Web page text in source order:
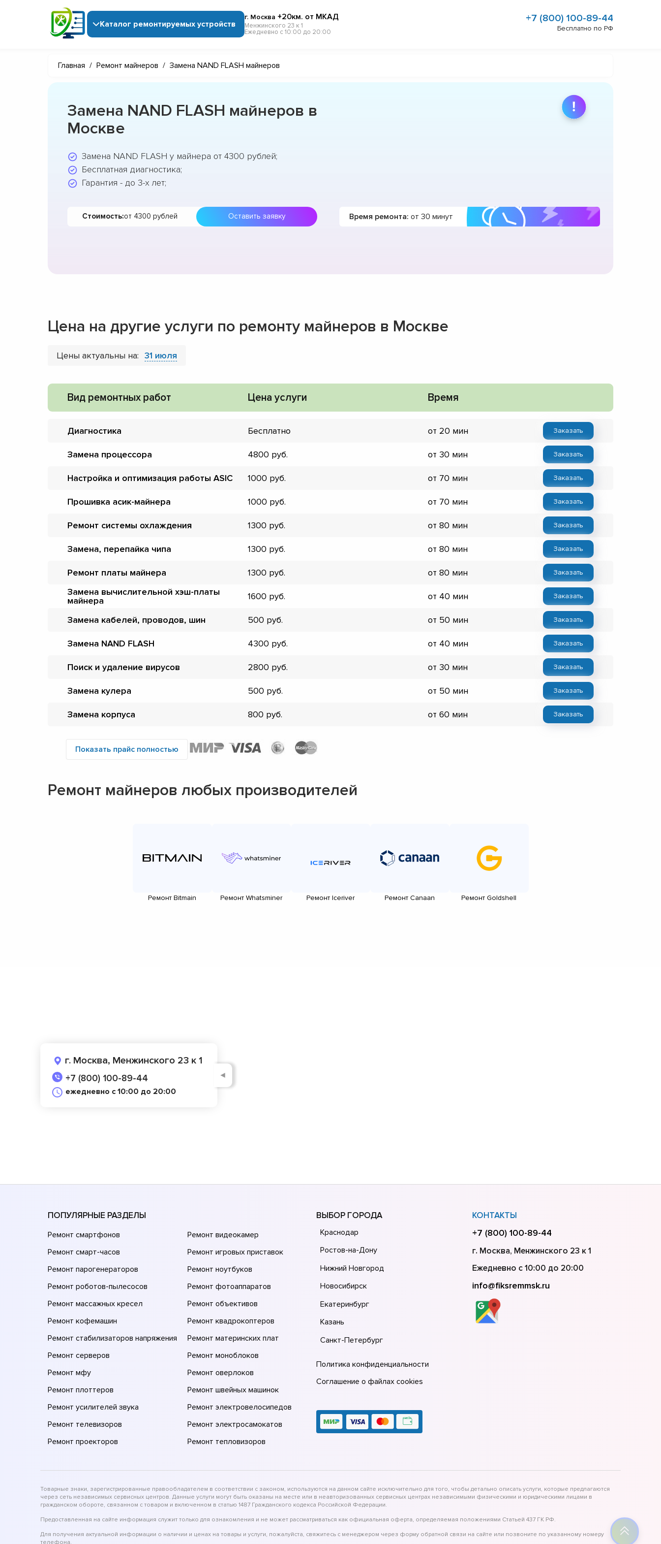
Каталог ремонтируемых устройств
г. Москва +20км. от МКАД
Менжинского 23 к 1
Ежедневно с 10:00 до 20:00
+7 (800) 100-89-44
Бесплатно по РФ
Главная / Ремонт майнеров / Замена NAND FLASH майнеров
Замена NAND FLASH майнеров в
Москве
Замена NAND FLASH у майнера от 4300 рублей;
Бесплатная диагностика;
Гарантия - до 3-х лет;
Стоимость:от 4300 рублей Оставить заявку Время ремонта: от 30 минут
Цена на другие услуги по ремонту майнеров в Москве
Цены актуальны на: 31 июля
Вид ремонтных работ Цена услуги Время
Диагностика Бесплатно от 20 мин Заказать
Замена процессора 4800 от 30 мин Заказать
Настройка и оптимизация работы ASIC 1000 от 70 мин Заказать
Прошивка асик-майнера 1000 от 70 мин Заказать
Ремонт системы охлаждения 1300 от 80 мин Заказать
Замена, перепайка чипа 1300 от 80 мин Заказать
Ремонт платы майнера 1300 от 80 мин Заказать
Замена вычислительной хэш-платы
майнера
1600 от 40 мин Заказать
Замена кабелей, проводов, шин 500 от 50 мин Заказать
Замена NAND FLASH 4300 от 40 мин Заказать
Поиск и удаление вирусов 2800 от 30 мин Заказать
Замена кулера 500 от 50 мин Заказать
Замена корпуса 800 от 60 мин Заказать
Показать прайс полностью
Ремонт майнеров любых производителей
Ремонт Bitmain Ремонт Whatsminer Ремонт Iceriver Ремонт Canaan Ремонт Goldshell
г. Москва, Менжинского 23 к 1
+7 (800) 100-89-44
ежедневно с 10:00 до 20:00
◄
ПОПУЛЯРНЫЕ РАЗДЕЛЫ
Ремонт смартфонов
Ремонт смарт-часов
Ремонт парогенераторов
Ремонт роботов-пылесосов
Ремонт массажных кресел
Ремонт кофемашин
Ремонт стабилизаторов напряжения
Ремонт серверов
Ремонт мфу
Ремонт плоттеров
Ремонт усилителей звука
Ремонт телевизоров
Ремонт проекторов
Ремонт видеокамер
Ремонт игровых приставок
Ремонт ноутбуков
Ремонт фотоаппаратов
Ремонт объективов
Ремонт квадрокоптеров
Ремонт материнских плат
Ремонт моноблоков
Ремонт оверлоков
Ремонт швейных машинок
Ремонт электровелосипедов
Ремонт электросамокатов
Ремонт тепловизоров
ВЫБОР ГОРОДА
Краснодар
Ростов-на-Дону
Нижний Новгород
Новосибирск
Екатеринбург
Казань
Санкт-Петербург
Политика конфиденциальности
Соглашение о файлах cookies
КОНТАКТЫ
+7 (800) 100-89-44
г. Москва, Менжинского 23 к 1
Ежедневно с 10:00 до 20:00
info@fiksremmsk.ru
Товарные знаки, зарегистрированные правообладателем в соответствии с законом, используются на данном сайте исключительно для того, чтобы детально описать услуги, которые предлагаются
через сеть независимых сервисных центров. Данные услуги могут быть оказаны на месте или в неавторизованных сервисных центрах независимыми физическими и юридическими лицами в
гражданском обороте, связанном с товаром и включенном в статью 1487 Гражданского кодекса Российской Федерации.
Предоставленная на сайте информация служит только для ознакомления и не может рассматриваться как официальная оферта, определяемая положениями Статьей 437 ГК РФ.
Для получения актуальной информации о наличии и ценах на товары и услуги, пожалуйста, свяжитесь с менеджером через форму обратной связи на сайте или позвоните по указанному номеру
телефона.
▼
▼